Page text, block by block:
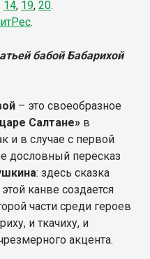
14, 19, 20.
итРес.
бабой Бабарихой
– это своеобразное
Салтане» в
и в случае с первой
дословный пересказ
: здесь сказка
канве создается
части среди героев
и ткачиху, и
акцента.